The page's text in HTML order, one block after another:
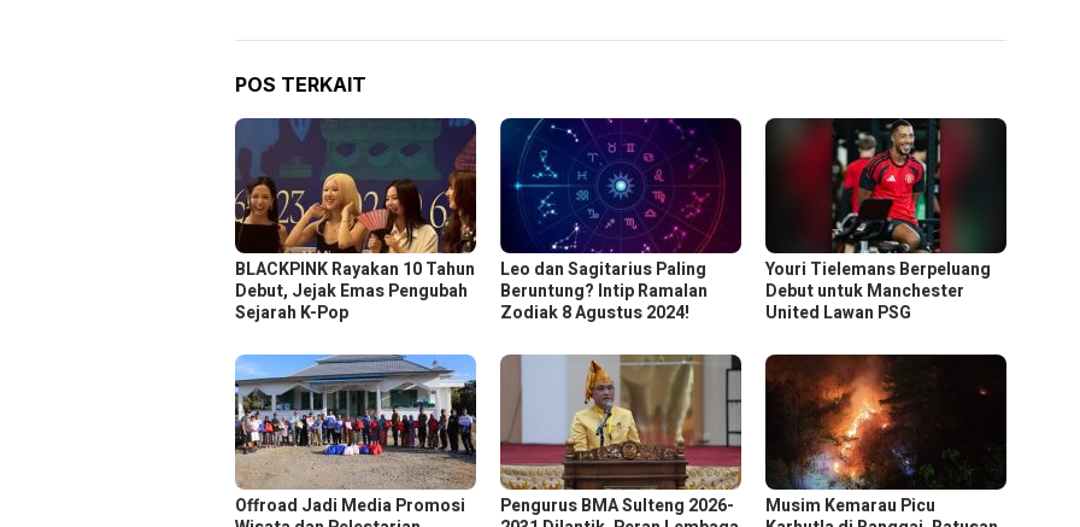
POS TERKAIT
BLACKPINK Rayakan 10 Tahun
Debut, Jejak Emas Pengubah
Sejarah K-Pop
Leo dan Sagitarius Paling
Beruntung? Intip Ramalan
Zodiak 8 Agustus 2024!
Youri Tielemans Berpeluang
Debut untuk Manchester
United Lawan PSG
Offroad Jadi Media Promosi
Pengurus BMA Sulteng 2026-
Musim Kemarau Picu